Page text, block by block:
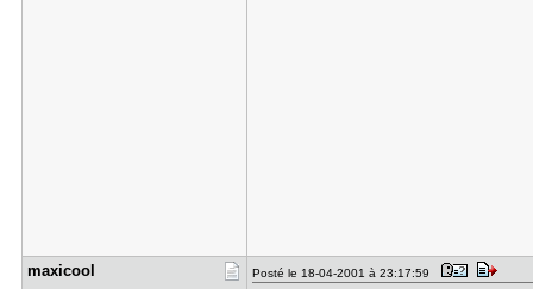
maxicool Posté le 18-04-2001 à 23:17:59